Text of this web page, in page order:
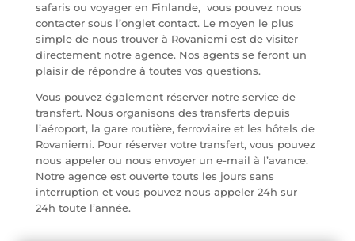
safaris ou voyager en Finlande, vous pouvez nous
contacter sous l’onglet contact. Le moyen le plus
simple de nous trouver à Rovaniemi est de visiter
directement notre agence. Nos agents se feront un
plaisir de répondre à toutes vos questions.
Vous pouvez également réserver notre service de
transfert. Nous organisons des transferts depuis
l’aéroport, la gare routière, ferroviaire et les hôtels de
Rovaniemi. Pour réserver votre transfert, vous pouvez
nous appeler ou nous envoyer un e-mail à l’avance.
Notre agence est ouverte touts les jours sans
interruption et vous pouvez nous appeler 24h sur
24h toute l’année.